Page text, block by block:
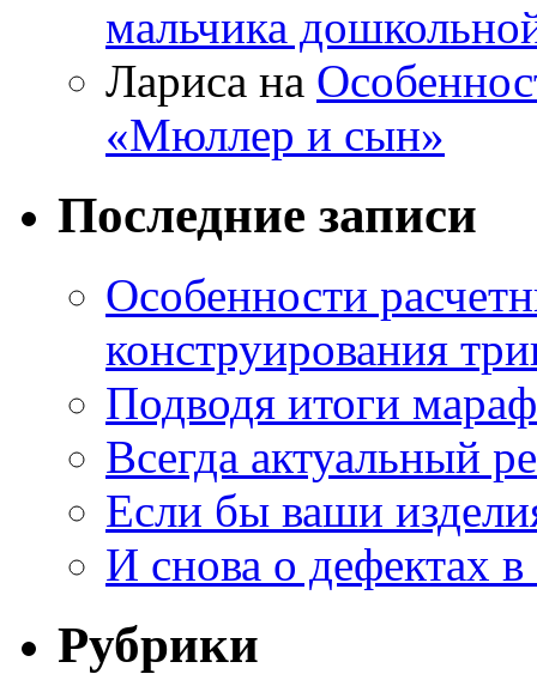
мальчика
Лариса на
«Мюллер и сын»
Последние записи
Особенности
конструирования
Подводя итоги
Всегда актуальный
Если бы ваши
И снова о дефектах
Рубрики